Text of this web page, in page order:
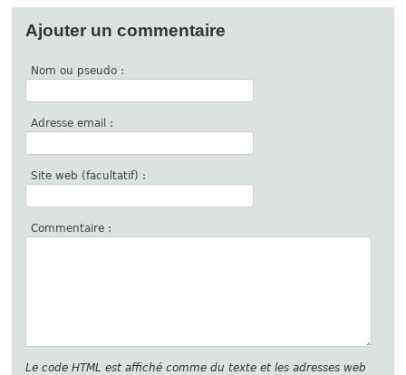
Ajouter un commentaire
Nom ou pseudo :
Adresse email :
Site web (facultatif) :
Commentaire :
Le code HTML est affiché comme du texte et les adresses web